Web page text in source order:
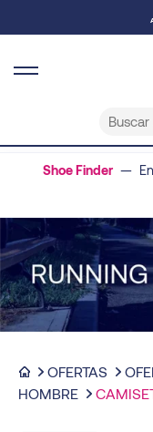
Shoe Finder —
OFERTAS
HOMBRE